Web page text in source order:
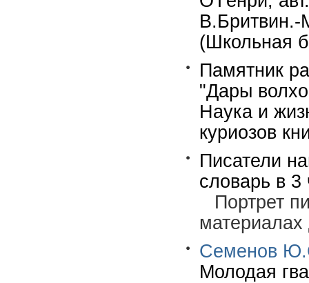
В.Бритвин.-
(Школьная
Памятник
"Дары
Наука и
куриозов
Писатели
словарь в
Портрет
материалах
Семенов
Молодая